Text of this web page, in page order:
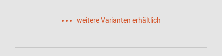
weitere Varianten erhältlich